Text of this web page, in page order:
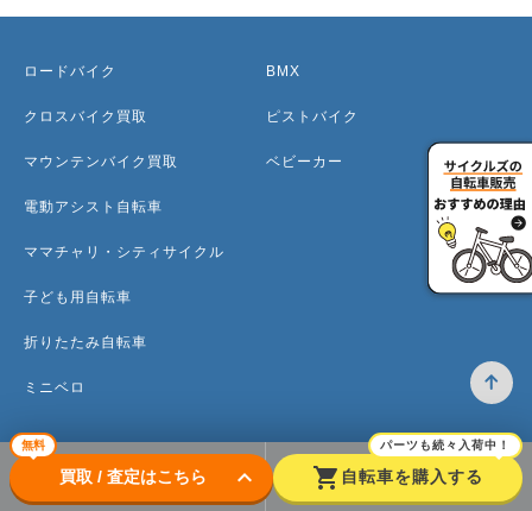
無料
買取 / 査定はこちら keyboard_arrow_down shopping_cart
パーツも続々入荷中！
自転車を購入する
ロードバイク
クロスバイク買取
マウンテンバイク買取
電動アシスト自転車
ママチャリ・シティサイクル
子ども用自転車
折りたたみ自転車
ミニベロ
BMX
ピストバイク
ベビーカー
トップ 高価買取のワケ